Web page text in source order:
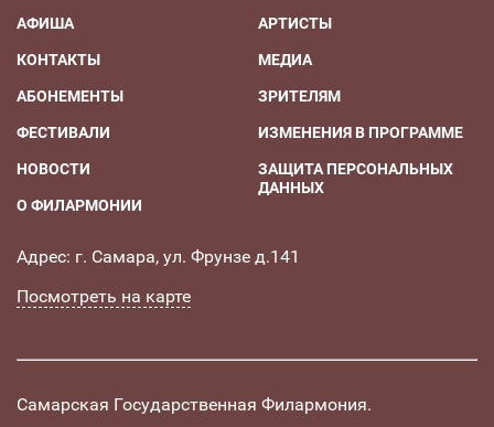
АФИША
КОНТАКТЫ
АБОНЕМЕНТЫ
ФЕСТИВАЛИ
НОВОСТИ
О ФИЛАРМОНИИ
АРТИСТЫ
МЕДИА
ЗРИТЕЛЯМ
ИЗМЕНЕНИЯ В ПРОГРАММЕ
ЗАЩИТА ПЕРСОНАЛЬНЫХ
ДАННЫХ
Адрес: г. Самара, ул. Фрунзе д.141
Посмотреть на карте
Самарская Государственная Филармония.